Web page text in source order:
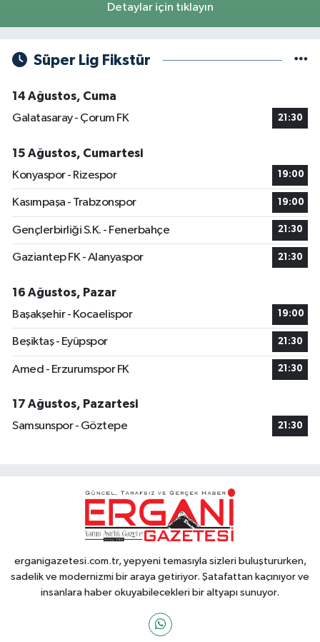
Detaylar için tıklayın
Süper Lig Fikstür
14 Ağustos, Cuma
Galatasaray - Çorum FK
21:30
15 Ağustos, Cumartesi
Konyaspor - Rizespor
19:00
Kasımpaşa - Trabzonspor 19:00
Gençlerbirliği S.K. - Fenerbahçe 21:30
Gaziantep FK - Alanyaspor 21:30
16 Ağustos, Pazar
Başakşehir - Kocaelispor
19:00
Beşiktaş - Eyüpspor 21:30
Amed - Erzurumspor FK 21:30
17 Ağustos, Pazartesi
Samsunspor - Göztepe
21:30
erganigazetesi.com.tr, yepyeni temasıyla sizleri buluştururken,
sadelik ve modernizmi bir araya getiriyor. Şatafattan kaçınıyor ve
insanlara haber okuyabilecekleri bir altyapı sunuyor.